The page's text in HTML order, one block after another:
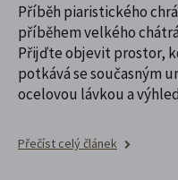
Příběh piaristického
příběhem velkého
Přijďte objevit prostor,
potkává se současným
ocelovou lávkou a
Přečíst celý článek